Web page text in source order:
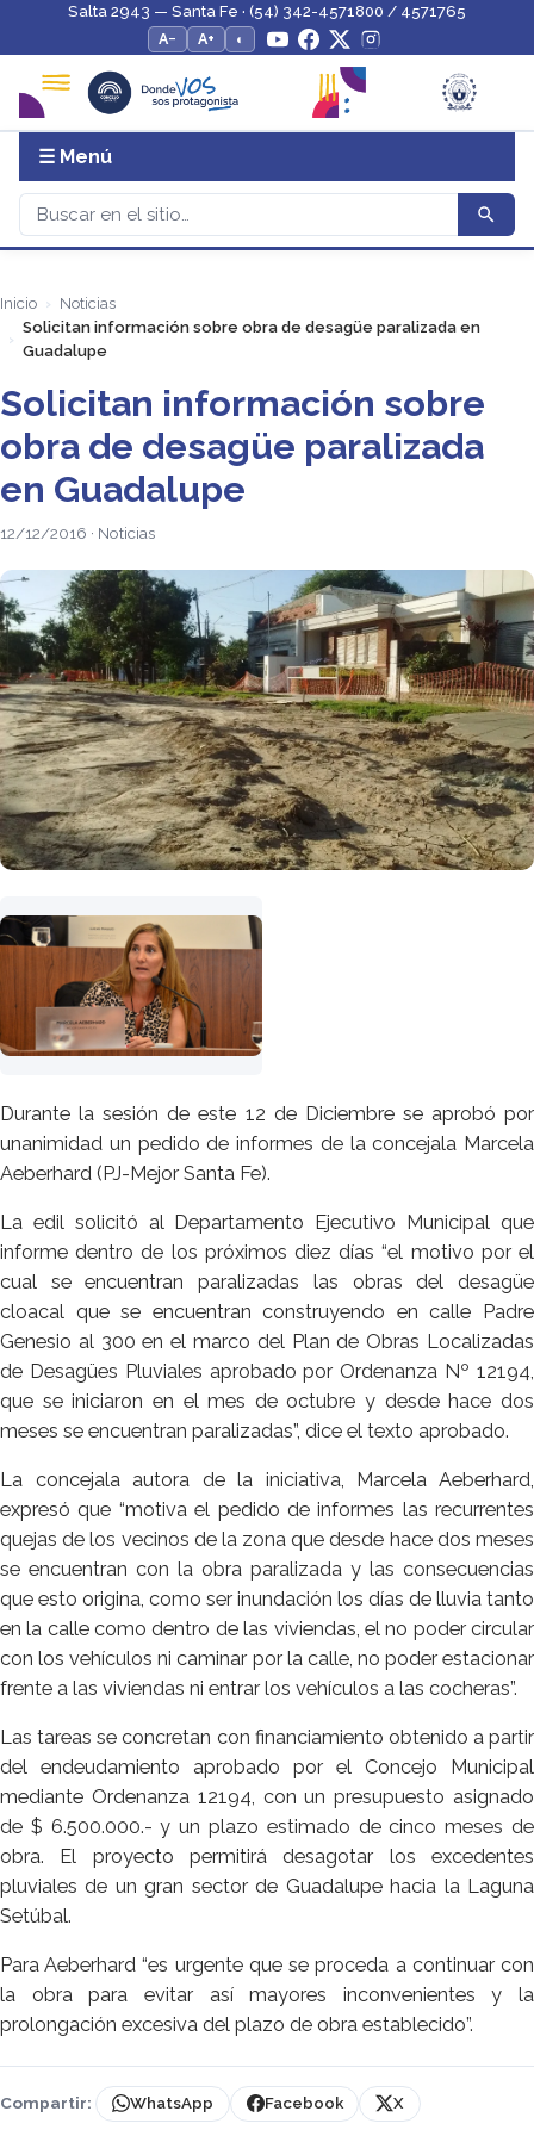
Salta 2943 — Santa Fe · (54) 342-4571800 / 4571765
A−
A+ ◐
☰ Menú
Inicio
Noticias
Solicitan información sobre obra de desagüe paralizada en
Guadalupe
Solicitan información sobre
obra de desagüe paralizada
en Guadalupe
12/12/2016 · Noticias
Durante la sesión de este 12 de Diciembre se aprobó por
unanimidad un pedido de informes de la concejala Marcela
Aeberhard (PJ-Mejor Santa Fe).
La edil solicitó al Departamento Ejecutivo Municipal que
informe dentro de los próximos diez días “el motivo por el
cual se encuentran paralizadas las obras del desagüe
cloacal que se encuentran construyendo en calle Padre
Genesio al 300 en el marco del Plan de Obras Localizadas
de Desagües Pluviales aprobado por Ordenanza Nº 12194,
que se iniciaron en el mes de octubre y desde hace dos
meses se encuentran paralizadas”, dice el texto aprobado.
La concejala autora de la iniciativa, Marcela Aeberhard,
expresó que “motiva el pedido de informes las recurrentes
quejas de los vecinos de la zona que desde hace dos meses
se encuentran con la obra paralizada y las consecuencias
que esto origina, como ser inundación los días de lluvia tanto
en la calle como dentro de las viviendas, el no poder circular
con los vehículos ni caminar por la calle, no poder estacionar
frente a las viviendas ni entrar los vehículos a las cocheras”.
Las tareas se concretan con financiamiento obtenido a partir
del endeudamiento aprobado por el Concejo Municipal
mediante Ordenanza 12194, con un presupuesto asignado
de $ 6.500.000.- y un plazo estimado de cinco meses de
obra. El proyecto permitirá desagotar los excedentes
pluviales de un gran sector de Guadalupe hacia la Laguna
Setúbal.
Para Aeberhard “es urgente que se proceda a continuar con
la obra para evitar así mayores inconvenientes y la
prolongación excesiva del plazo de obra establecido”.
Compartir: WhatsApp Facebook X